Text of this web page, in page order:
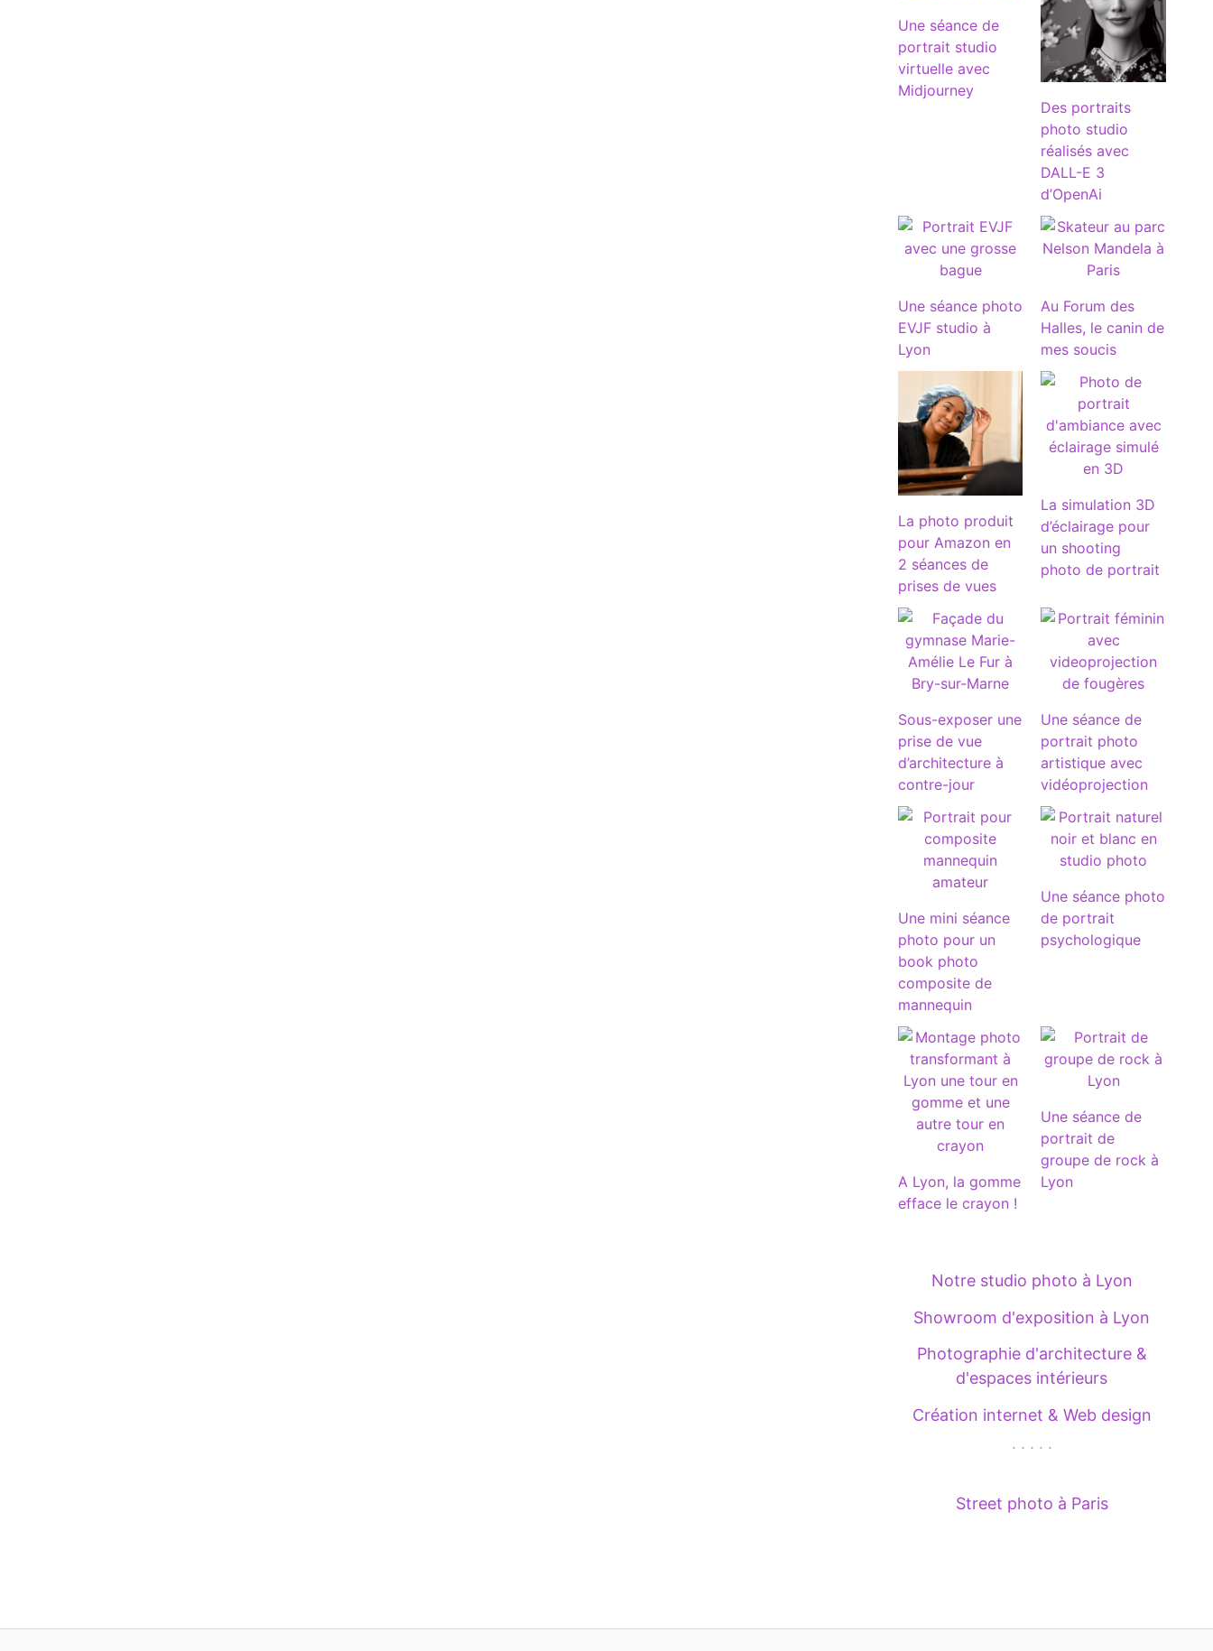
Une séance de
portrait studio
virtuelle avec
Midjourney
Des portraits
photo studio
réalisés avec
DALL-E 3
d’OpenAi
Une séance photo
EVJF studio à
Lyon
Au Forum des
Halles, le canin de
mes soucis
La photo produit
pour Amazon en
2 séances de
prises de vues
La simulation 3D
d’éclairage pour
un shooting
photo de portrait
Sous-exposer une
prise de vue
d’architecture à
contre-jour
Une séance de
portrait photo
artistique avec
vidéoprojection
Une mini séance
photo pour un
book photo
composite de
mannequin
Une séance photo
de portrait
psychologique
A Lyon, la gomme
efface le crayon !
Une séance de
portrait de
groupe de rock à
Lyon
Notre studio photo à Lyon
Showroom d'exposition à Lyon
Photographie d'architecture &
d'espaces intérieurs
Création internet & Web design
. . . . .
Street photo à Paris